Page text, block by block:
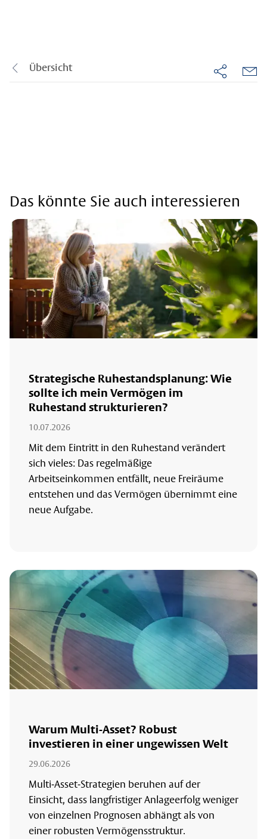
Übersicht
Das könnte Sie auch interessieren
Strategische Ruhestandsplanung: Wie
sollte ich mein Vermögen im
Ruhestand strukturieren?
10.07.2026
Mit dem Eintritt in den Ruhestand verändert
sich vieles: Das regelmäßige
Arbeitseinkommen entfällt, neue Freiräume
entstehen und das Vermögen übernimmt eine
neue Aufgabe.
Warum Multi-Asset? Robust
investieren in einer ungewissen Welt
29.06.2026
Multi-Asset-Strategien beruhen auf der
Einsicht, dass langfristiger Anlageerfolg weniger
von einzelnen Prognosen abhängt als von
einer robusten Vermögensstruktur.